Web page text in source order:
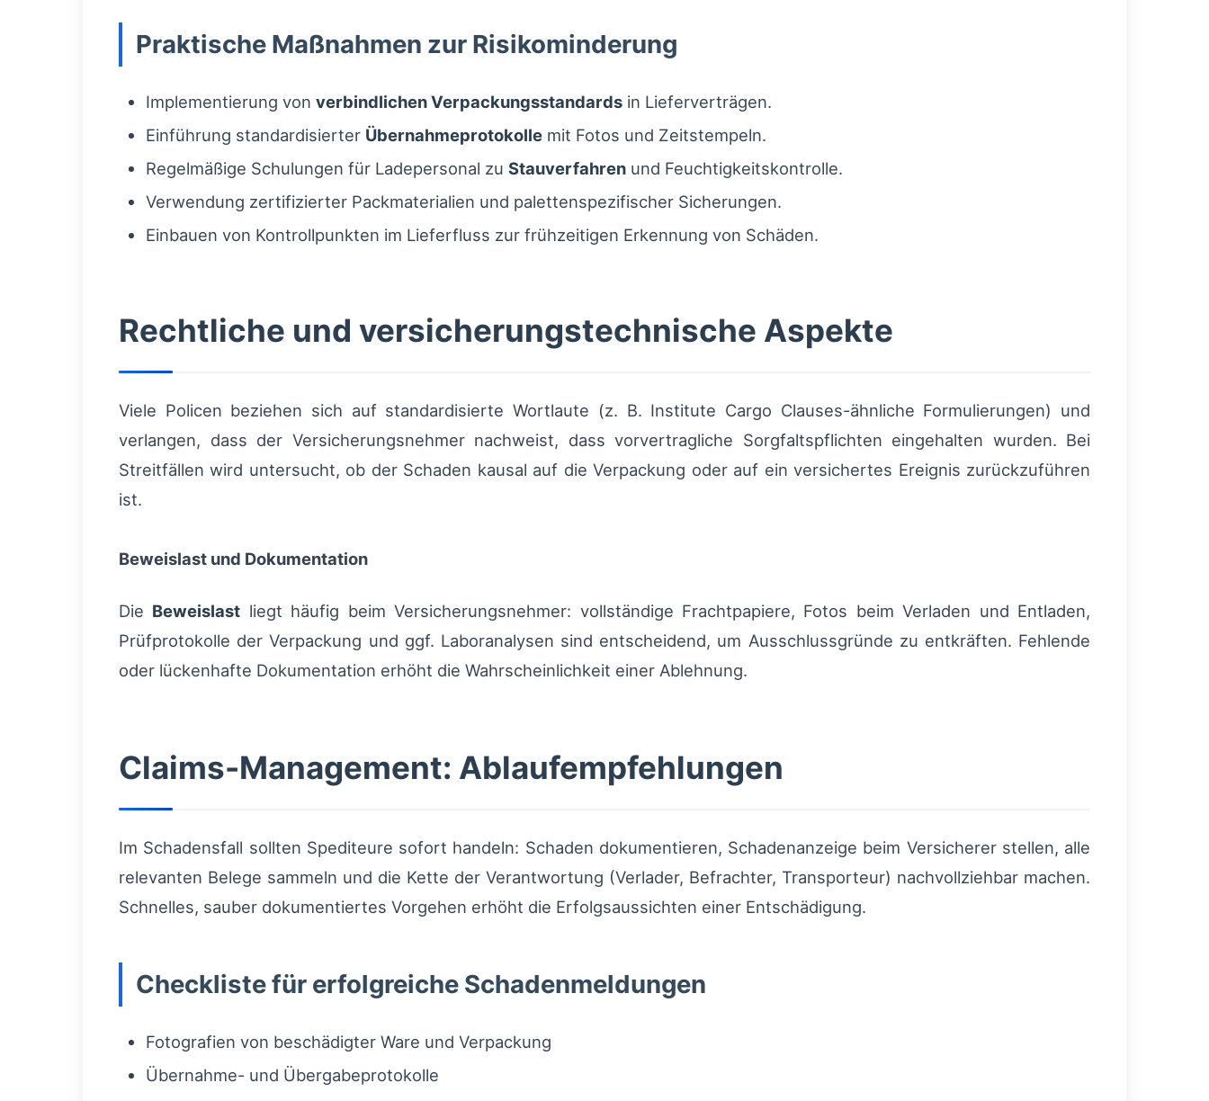
Praktische Maßnahmen zur Risikominderung
Implementierung von verbindlichen Verpackungsstandards in Lieferverträgen.
Einführung standardisierter Übernahmeprotokolle mit Fotos und Zeitstempeln.
Regelmäßige Schulungen für Ladepersonal zu Stauverfahren und Feuchtigkeitskontrolle.
Verwendung zertifizierter Packmaterialien und palettenspezifischer Sicherungen.
Einbauen von Kontrollpunkten im Lieferfluss zur frühzeitigen Erkennung von Schäden.
Rechtliche und versicherungstechnische Aspekte
Viele Policen beziehen sich auf standardisierte Wortlaute (z. B. Institute Cargo Clauses-ähnliche Formulierungen) und
verlangen, dass der Versicherungsnehmer nachweist, dass vorvertragliche Sorgfaltspflichten eingehalten wurden. Bei
Streitfällen wird untersucht, ob der Schaden kausal auf die Verpackung oder auf ein versichertes Ereignis zurückzuführen
ist.
Beweislast und Dokumentation
Die Beweislast liegt häufig beim Versicherungsnehmer: vollständige Frachtpapiere, Fotos beim Verladen und Entladen,
Prüfprotokolle der Verpackung und ggf. Laboranalysen sind entscheidend, um Ausschlussgründe zu entkräften. Fehlende
oder lückenhafte Dokumentation erhöht die Wahrscheinlichkeit einer Ablehnung.
Claims-Management: Ablaufempfehlungen
Im Schadensfall sollten Spediteure sofort handeln: Schaden dokumentieren, Schadenanzeige beim Versicherer stellen, alle
relevanten Belege sammeln und die Kette der Verantwortung (Verlader, Befrachter, Transporteur) nachvollziehbar machen.
Schnelles, sauber dokumentiertes Vorgehen erhöht die Erfolgsaussichten einer Entschädigung.
Checkliste für erfolgreiche Schadenmeldungen
Fotografien von beschädigter Ware und Verpackung
Übernahme- und Übergabeprotokolle